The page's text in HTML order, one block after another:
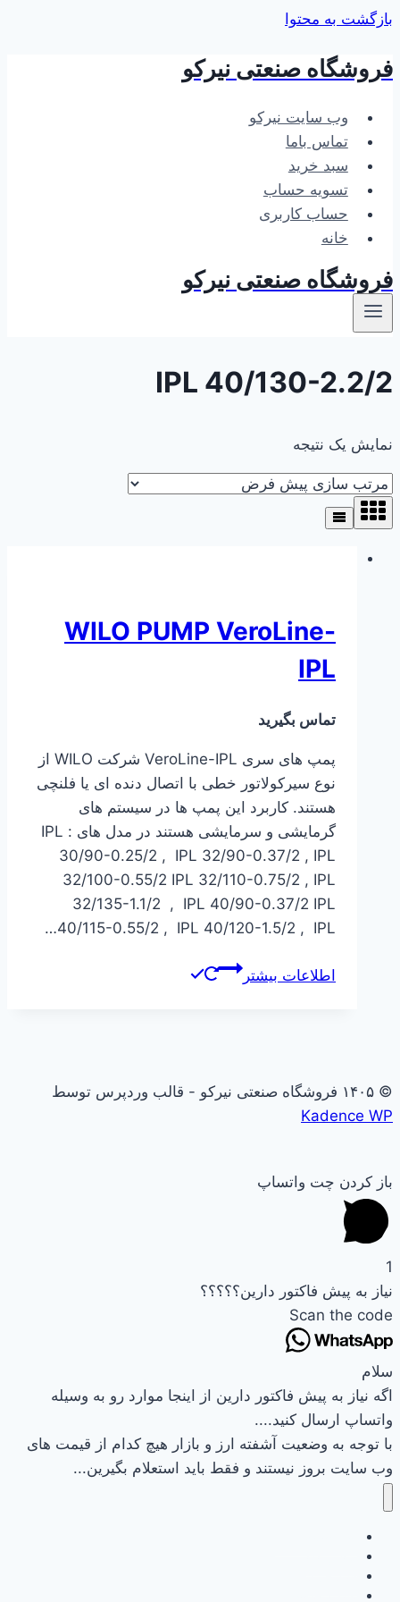
بازگشت به محتوا
فروشگاه صنعتی نیرکو
وب سایت نیرکو
تماس باما
سبد خرید
تسویه حساب
حساب کاربری
خانه
فروشگاه صنعتی نیرکو
IPL 40/130-2.2/2
نمایش یک نتیجه
WILO PUMP VeroLine-
IPL
تماس بگیرید
پمپ های سری VeroLine-IPL شرکت WILO از
نوع سیرکولاتور خطی با اتصال دنده ای یا فلنچی
هستند. کاربرد این پمپ ها در سیستم های
گرمایشی و سرمایشی هستند در مدل های : IPL
30/90-0.25/2 , IPL 32/90-0.37/2 , IPL
32/100-0.55/2 IPL 32/110-0.75/2 , IPL
32/135-1.1/2 , IPL 40/90-0.37/2 IPL
40/115-0.55/2 , IPL 40/120-1.5/2 , IPL…
اطلاعات بیشتر
© ۱۴۰۵ فروشگاه صنعتی نیرکو - قالب وردپرس توسط
Kadence WP
باز کردن چت واتساپ
1
نیاز به پیش فاکتور دارین؟؟؟؟؟
Scan the code
سلام
اگه نیاز به پیش فاکتور دارین از اینجا موارد رو به وسیله
واتساپ ارسال کنید....
با توجه به وضعیت آشفته ارز و بازار هیچ کدام از قیمت های
وب سایت بروز نیستند و فقط باید استعلام بگیرین...